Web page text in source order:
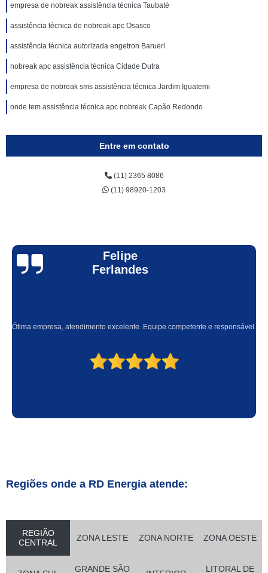
empresa de nobreak assistência técnica Taubaté
assistência técnica de nobreak apc Osasco
assistência técnica autorizada engetron Barueri
nobreak apc assistência técnica Cidade Dutra
empresa de nobreak sms assistência técnica Jardim Iguatemi
onde tem assistência técnica apc nobreak Capão Redondo
Entre em contato
(11) 2365 8086
(11) 98920-1203
Felipe
Ferlandes
Ótima empresa, atendimento excelente. Equipe competente e responsável.
Regiões onde a RD Energia atende:
REGIÃO
CENTRAL
ZONA LESTE ZONA NORTE ZONA OESTE
GRANDE SÃO
LITORAL DE